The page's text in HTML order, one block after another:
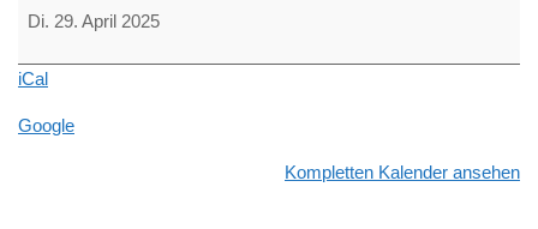
guckst
?!
Achtern
Di. 29. April 2025
iCal
Google
Kompletten Kalender ansehen